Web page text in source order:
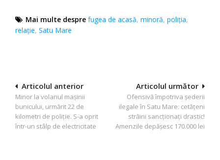
Mai multe despre fugea de acasă,minoră,poliţia,
relaţie,Satu Mare
Navigare
în
articole
Articolul următor
Ofensivă împotriva șederii
ilegale în Satu Mare: cetățeni
străini sancționați drastic!
Amenzile depășesc 170.000 lei
Articolul anterior
Minor la volanul mașinii
bunicului, urmărit 22 de
kilometri de poliție. S-a oprit
într-un stâlp de electricitate